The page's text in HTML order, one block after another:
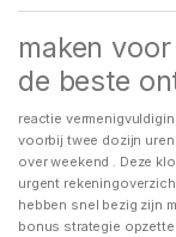
maken
de beste
reactie
voorbij twee dozijn
over weekend . Deze
urgent
hebben snel bezig zijn
bonus strategie